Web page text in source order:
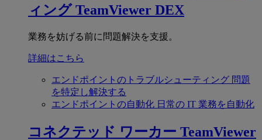
ィング TeamViewer DEX
業務を妨げる前に問題解決を支援。
詳細はこちら
エンドポイントのトラブルシューティング 問題
を特定し解決する
エンドポイントの自動化 日常の IT 業務を自動化
コネクテッド ワーカー TeamViewer